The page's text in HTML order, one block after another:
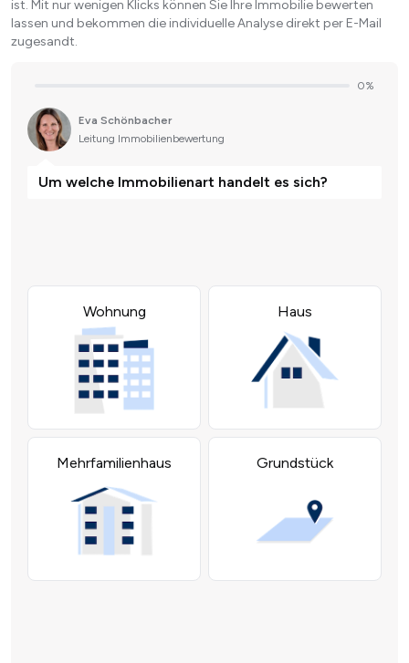
ist. Mit nur wenigen Klicks können Sie Ihre Immobilie bewerten
lassen und bekommen die individuelle Analyse direkt per E-Mail
zugesandt.